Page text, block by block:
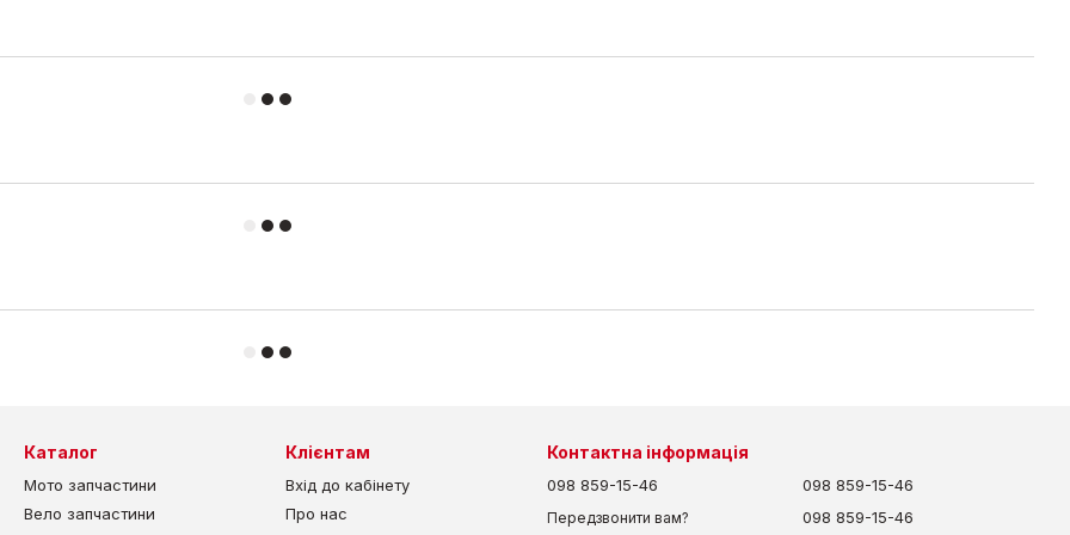
Каталог
Мото запчастини
Вело запчастини
Клієнтам
Вхід до кабінету
Про нас
Контактна інформація
098 859-15-46
Передзвонити вам?
098 859-15-46
098 859-15-46